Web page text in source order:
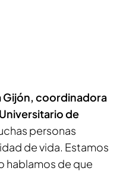
Gijón, coordinadora
de
personas
de vida. Estamos
hablamos de que